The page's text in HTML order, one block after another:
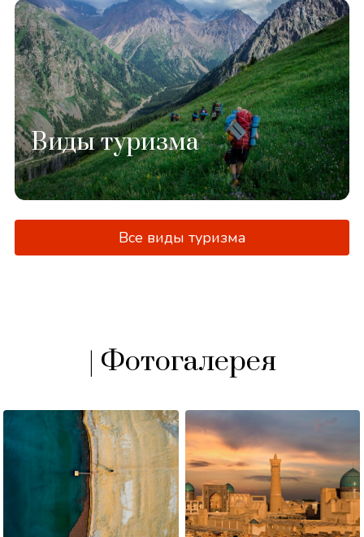
Виды туризма
Все виды туризма
| Фотогалерея